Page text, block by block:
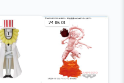
24.06.01